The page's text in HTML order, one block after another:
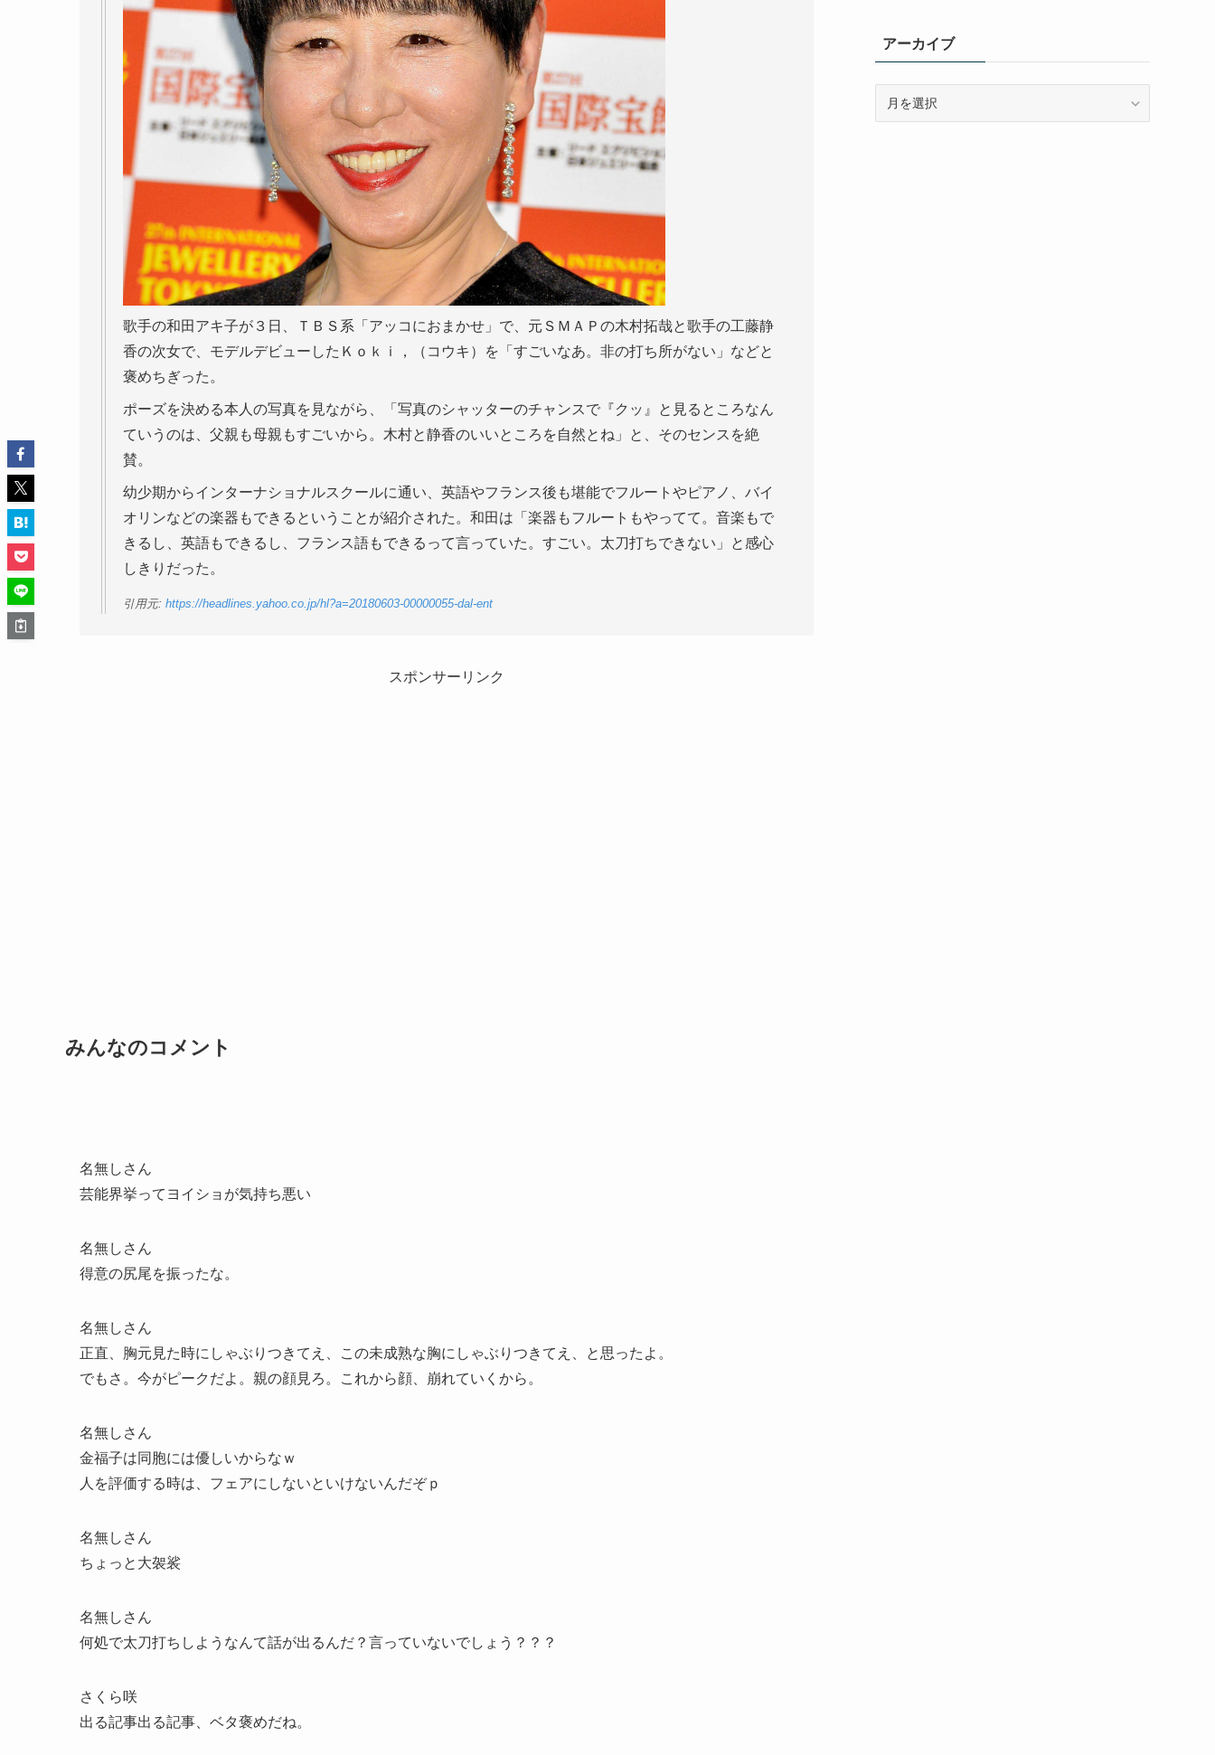
歌手の和田アキ子が３日、ＴＢＳ系「アッコにおまかせ」で、元ＳＭＡＰの木村拓哉と歌手の工藤静
香の次女で、モデルデビューしたＫｏｋｉ，（コウキ）を「すごいなあ。非の打ち所がない」などと
褒めちぎった。
ポーズを決める本人の写真を見ながら、「写真のシャッターのチャンスで『クッ』と見るところなん
ていうのは、父親も母親もすごいから。木村と静香のいいところを自然とね」と、そのセンスを絶
賛。
幼少期からインターナショナルスクールに通い、英語やフランス後も堪能でフルートやピアノ、バイ
オリンなどの楽器もできるということが紹介された。和田は「楽器もフルートもやってて。音楽もで
きるし、英語もできるし、フランス語もできるって言っていた。すごい。太刀打ちできない」と感心
しきりだった。
引用元: https://headlines.yahoo.co.jp/hl?a=20180603-00000055-dal-ent
スポンサーリンク
みんなのコメント
名無しさん
芸能界挙ってヨイショが気持ち悪い
名無しさん
得意の尻尾を振ったな。
名無しさん
正直、胸元見た時にしゃぶりつきてえ、この未成熟な胸にしゃぶりつきてえ、と思ったよ。
でもさ。今がピークだよ。親の顔見ろ。これから顔、崩れていくから。
名無しさん
金福子は同胞には優しいからなｗ
人を評価する時は、フェアにしないといけないんだぞｐ
名無しさん
ちょっと大袈裟
名無しさん
何処で太刀打ちしようなんて話が出るんだ？言っていないでしょう？？？
さくら咲
出る記事出る記事、ベタ褒めだね。
ーアーカイブ